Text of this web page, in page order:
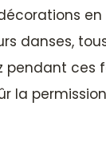
danses,
la